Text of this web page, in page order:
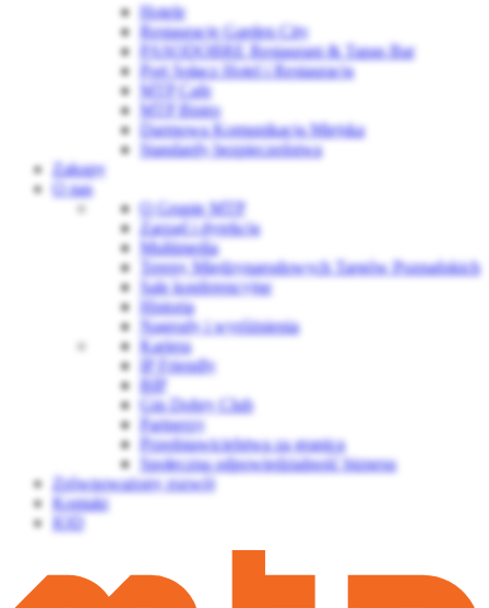
Hotele
Restauracje Garden City
PASODOBRE Restaurant & Tapas Bar
Port Sołacz Hotel i Restauracja
MTP Cafe
MTP Bistro
Darmowa Komunikacja Miejska
Standardy bezpieczeństwa
Zakupy
O nas
O Grupie MTP
Zarząd i dyrekcja
Multimedia
Tereny Międzynarodowych Targów Poznańskich
Sale konferencyjne
Historia
Nagrody i wyróżnienia
Kariera
IP Friendly
BIP
Gin Dobry Club
Partnerzy
Przedstawicielstwa za granicą
Społeczna odpowiedzialność biznesu
Zrównoważony rozwój
Kontakt
IOD